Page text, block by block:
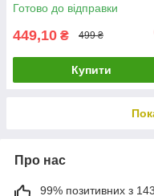
Готово до відправки
449,10 ₴ 499 ₴
Купити
Про нас
99% позитивних з